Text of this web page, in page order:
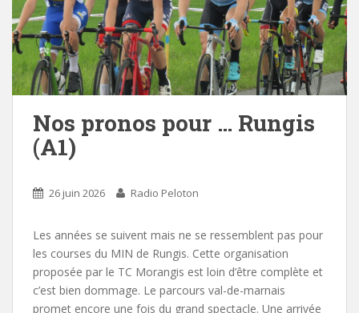
Nos pronos pour … Rungis
(A1)
26 juin 2026 Radio Peloton
Les années se suivent mais ne se ressemblent pas pour
les courses du MIN de Rungis. Cette organisation
proposée par le TC Morangis est loin d’être complète et
c’est bien dommage. Le parcours val-de-marnais
promet encore une fois du grand spectacle. Une arrivée